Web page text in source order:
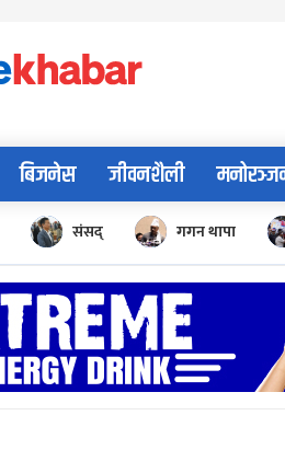
बिजनेस जीवनशैली
संसद् गगन थापा